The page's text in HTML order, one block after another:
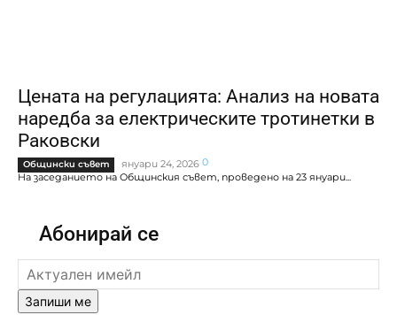
Цената на регулацията: Анализ на новата
наредба за електрическите тротинетки в
Раковски
Общински съвет януари 24, 2026 0
На заседанието на Общинския съвет, проведено на 23 януари...
Абонирай се
Запиши ме